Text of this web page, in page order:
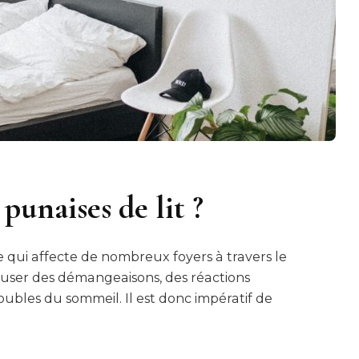
de lit ?
qui affecte de nombreux foyers à travers le
des démangeaisons, des réactions
du sommeil. Il est donc impératif de